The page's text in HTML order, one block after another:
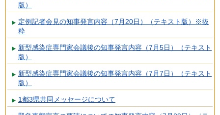
版）
定例記者会見の知事発言内容（7月20日）（テキスト版）※抜
粋
新型感染症専門家会議後の知事発言内容（7月5日）（テキスト
版）
新型感染症専門家会議後の知事発言内容（7月7日）（テキスト
版）
1都3県共同メッセージについて